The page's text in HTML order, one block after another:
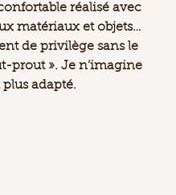
réalisé avec
matériaux et objets…
de privilège sans le
prout ». Je n’imagine
adapté.